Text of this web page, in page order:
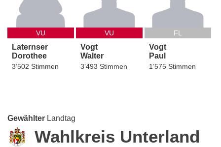
VU
Laternser
Dorothee
3’502 Stimmen
VU
Vogt
Walter
3’493 Stimmen
FL
Vogt
Paul
1’575 Stimmen
Gewählter Landtag
Wahlkreis Unterland